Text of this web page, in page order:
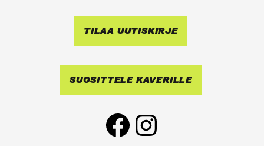
TILAA UUTIS­KIR­JE
SUO­SIT­TE­LE KAVE­RIL­LE
Face­bookIns­ta­gram